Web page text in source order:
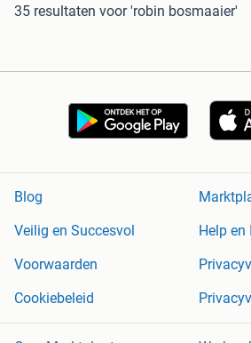
35 resultaten voor 'robin bosmaaier'
Blog
Veilig en Succesvol
Help en
Voorwaarden
Cookiebeleid